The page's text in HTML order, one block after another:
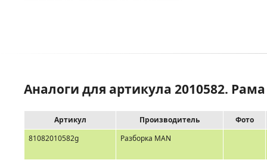
Аналоги для артикула 2010582.
Артикул Производитель
Фото
81082010582g
Разборка MAN